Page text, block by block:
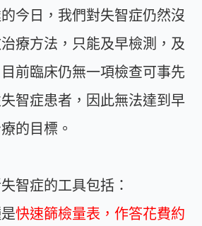
今日，我們對失智症仍然沒
療方法，只能及早檢測，及
前臨床仍無一項檢查可事先
智症患者，因此無法達到早
的目標。
智症的工具包括：
快速篩檢量表，作答花費約